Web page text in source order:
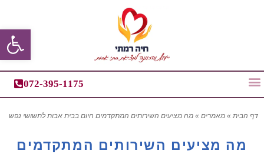
פתח
072-395-1175
דף הבית » מאמרים » מה מציעים השירותים המתקדמים היום בבית אבות לתשושי נפש
מה מציעים השירותים המתקדמים